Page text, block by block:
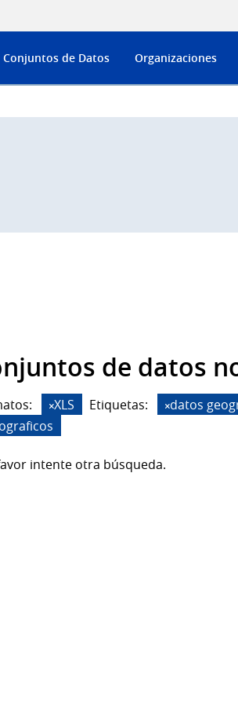
Conjuntos de Datos Organizaciones
de datos
XLS Etiquetas: datos
intente otra búsqueda.